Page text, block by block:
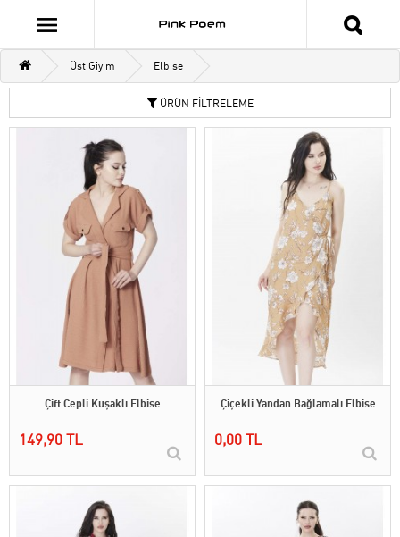
Üst Giyim Elbise
ÜRÜN FİLTRELEME
Çift Cepli Kuşaklı Elbise
149,90 TL
Çiçekli Yandan Bağlamalı Elbise
0,00 TL